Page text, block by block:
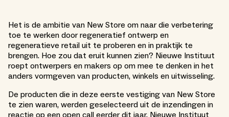
Het is de ambitie van New Store om naar die verbetering
toe te werken door regeneratief ontwerp en
regeneratieve retail uit te proberen en in praktijk te
brengen. Hoe zou dat eruit kunnen zien? Nieuwe Instituut
roept ontwerpers en makers op om mee te denken in het
anders vormgeven van producten, winkels en uitwisseling.
De producten die in deze eerste vestiging van New Store
te zien waren, werden geselecteerd uit de inzendingen in